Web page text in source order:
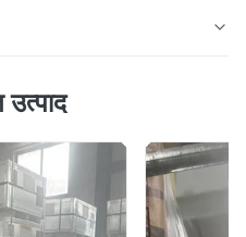
टिनप्लेट क्या है? लेपित टिनप्लेट
के माध्यम से लगाया जाता है। यह